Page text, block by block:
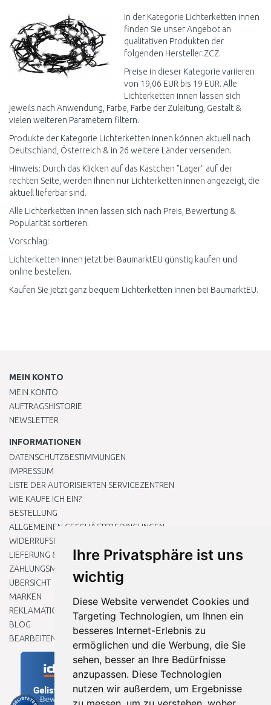
Ihre Privatsphäre ist uns
wichtig
Diese Website verwendet Cookies und
Targeting Technologien, um Ihnen ein
besseres Internet-Erlebnis zu
ermöglichen und die Werbung, die Sie
sehen, besser an Ihre Bedürfnisse
anzupassen. Diese Technologien
nutzen wir außerdem, um Ergebnisse
Vergleichen
In der Kategorie Lichterketten innen
finden Sie unser Angebot an
qualitativen Produkten der
folgenden Hersteller:ZCZ.
Preise in dieser Kategorie variieren
von 19,06 EUR bis 19 EUR. Alle
Lichterketten innen lassen sich
jeweils nach Anwendung, Farbe, Farbe der Zuleitung, Gestalt &
vielen weiteren Parametern filtern.
Produkte der Kategorie Lichterketten innen können aktuell nach
Deutschland, Österreich & in 26 weitere Länder versenden.
Hinweis: Durch das Klicken auf das Kästchen "Lager" auf der
rechten Seite, werden Ihnen nur Lichterketten innen angezeigt, die
aktuell lieferbar sind.
Alle Lichterketten innen lassen sich nach Preis, Bewertung &
Popularität sortieren.
Vorschlag:
Lichterketten innen jetzt bei BaumarktEU günstig kaufen und
online bestellen.
Kaufen Sie jetzt ganz bequem Lichterketten innen bei BaumarktEU.
MEIN KONTO
MEIN KONTO
AUFTRAGSHISTORIE
NEWSLETTER
INFORMATIONEN
DATENSCHUTZBESTIMMUNGEN
IMPRESSUM
LISTE DER AUTORISIERTEN SERVICEZENTREN
WIE KAUFE ICH EIN?
BESTELLUNG
ALLGEMEINEN GESCHÄFTSBEDINGUNGEN
WIDERRUFSRECHT
LIEFERUNG & ZAHLUNG
ZAHLUNGSMETHODEN
ÜBERSICHT
MARKEN
REKLAMATIONEN UND RETOUREN
BLOG
BEARBEITEN SIE MEINE COOKIE-EINSTELLUNGEN